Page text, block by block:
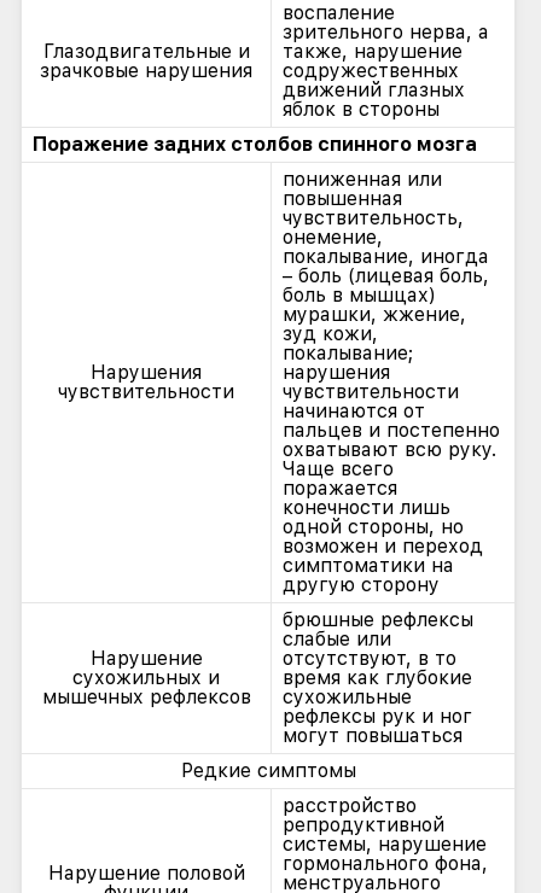
Глазодвигательные и
зрачковые нарушения
воспаление
зрительного нерва, а
также, нарушение
содружественных
движений глазных
яблок в стороны
Поражение задних столбов спинного мозга
Нарушения
чувствительности
пониженная или
повышенная
чувствительность,
онемение,
покалывание, иногда
– боль (лицевая боль,
боль в мышцах)
мурашки, жжение,
зуд кожи,
покалывание;
нарушения
чувствительности
начинаются от
пальцев и постепенно
охватывают всю руку.
Чаще всего
поражается
конечности лишь
одной стороны, но
возможен и переход
симптоматики на
другую сторону
Нарушение
сухожильных и
мышечных рефлексов
брюшные рефлексы
слабые или
отсутствуют, в то
время как глубокие
сухожильные
рефлексы рук и ног
могут повышаться
Редкие симптомы
Нарушение половой
расстройство
репродуктивной
системы, нарушение
гормонального фона,
менструального